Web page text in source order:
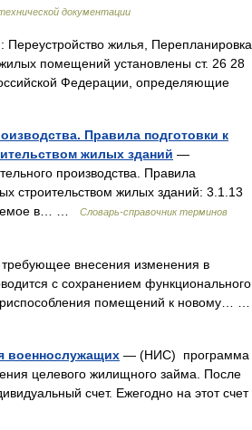
документации
жилья, Перепланировка
помещений установлены ст. 26 28
Федерации, определяющие
Правила подготовки к
жилых зданий —
производства. Правила
строительством жилых зданий: 3.1.13
в… …
Словарь-справочник терминов
внесения изменения в
с сохранением функционального
помещений к новому… …
военнослужащих — (НИС) программа
целевого жилищного займа. После
счет. Ежегодно на этот счет